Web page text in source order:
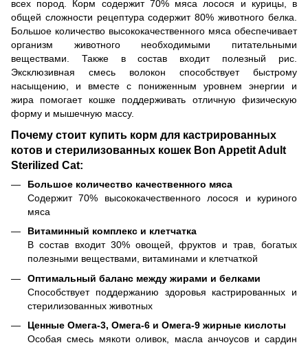
всех пород. Корм содержит 70% мяса лосося и курицы, в
общей сложности рецептура содержит 80% животного белка.
Большое количество высококачественного мяса обеспечивает
организм животного необходимыми питательными
веществами. Также в состав входит полезный рис.
Эксклюзивная смесь волокон способствует быстрому
насыщению, и вместе с пониженным уровнем энергии и
жира помогает кошке поддерживать отличную физическую
форму и мышечную массу.
Почему стоит купить корм для кастрированных
котов и стерилизованных кошек Bon Appetit Adult
Sterilized Cat:
Большое количество качественного мяса
Содержит 70% высококачественного лосося и куриного
мяса
Витаминный комплекс и клетчатка
В состав входит 30% овощей, фруктов и трав, богатых
полезными веществами, витаминами и клетчаткой
Оптимальный баланс между жирами и белками
Способствует поддержанию здоровья кастрированных и
стерилизованных животных
Ценные Омега-3, Омега-6 и Омега-9 жирные кислоты
Особая смесь мякоти оливок, масла анчоусов и сардин